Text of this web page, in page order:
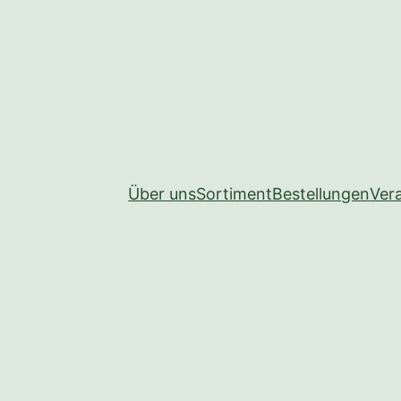
Über unsSortimentBestellungen